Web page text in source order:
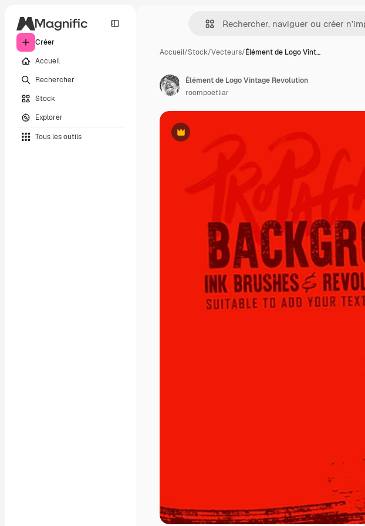
Créer
Accueil
Rechercher
Stock
Explorer
Tous les outils
Accueil/Stock/Vecteurs/Élément de Logo Vint…
Premium
Élément de Logo Vintage Revolution
roompoetliar